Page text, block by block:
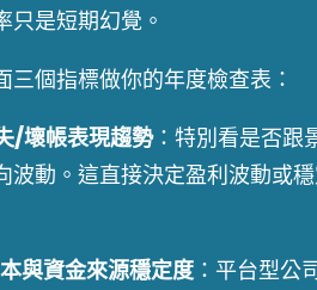
只是短期幻覺。
三個指標做你的年度檢查表：
/壞帳表現趨勢：特別看是否跟
波動。這直接決定盈利波動或
與資金來源穩定度 ：平台型公